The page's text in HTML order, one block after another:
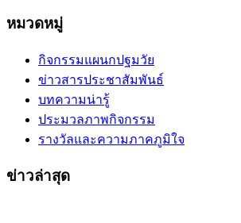
หมวดหมู่
กิจกรรมแผนกปฐมวัย
ข่าวสารประชาสัมพันธ์
บทความน่ารู้
ประมวลภาพกิจกรรม
รางวัลและความภาคภูมิใจ
ข่าวล่าสุด